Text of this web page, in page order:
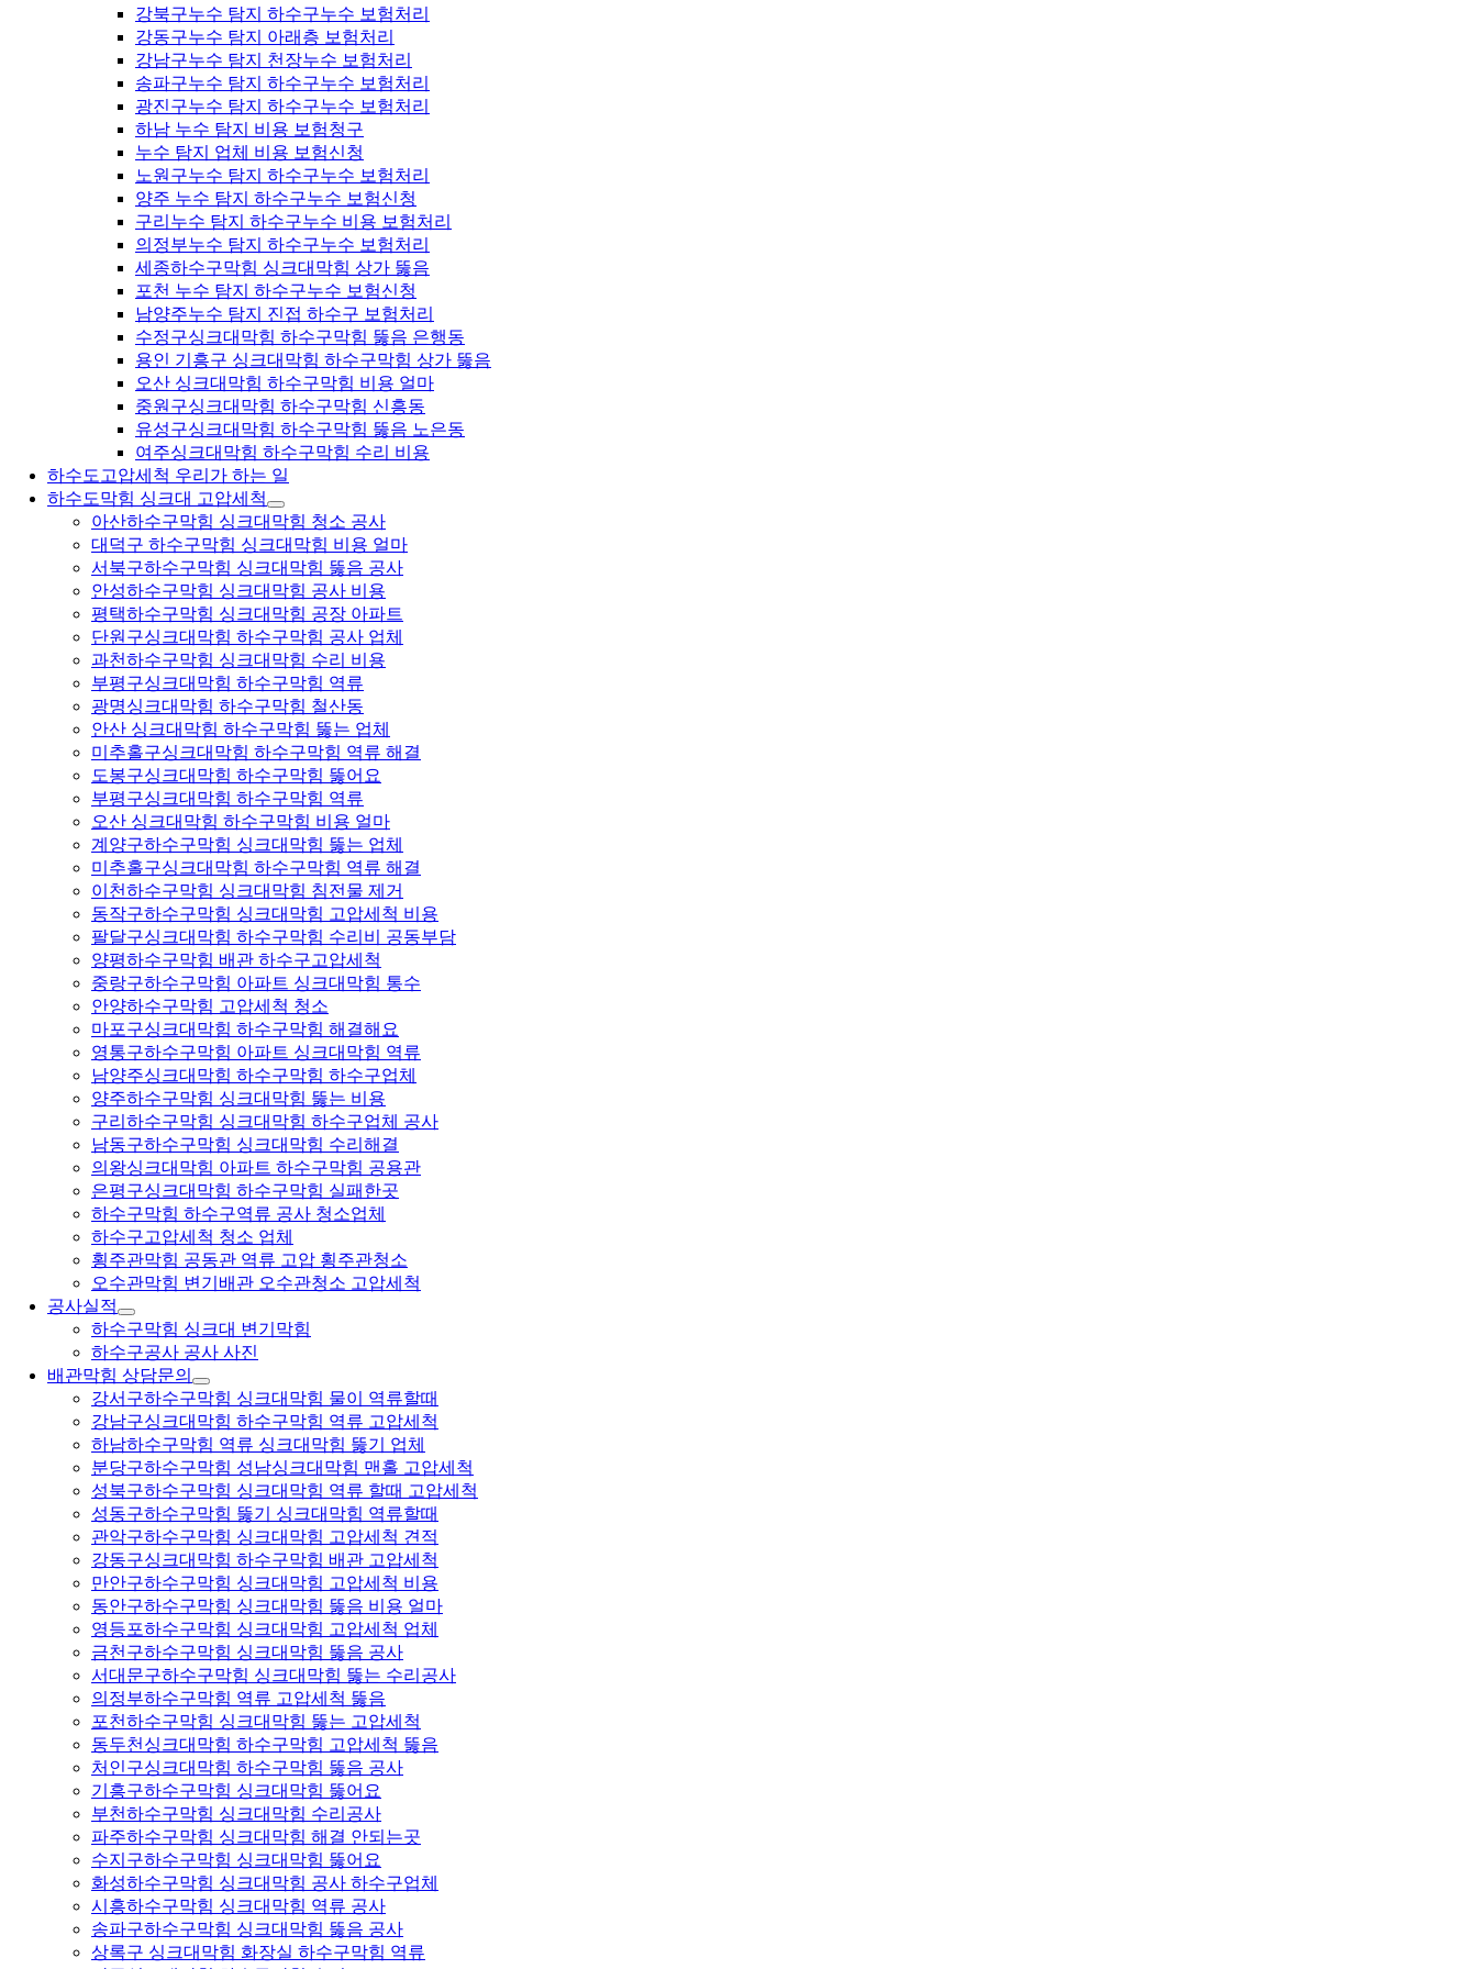
강북구누수 탐지 하수구누수 보험처리
강동구누수 탐지 아래층 보험처리
강남구누수 탐지 천장누수 보험처리
송파구누수 탐지 하수구누수 보험처리
광진구누수 탐지 하수구누수 보험처리
하남 누수 탐지 비용 보험청구
누수 탐지 업체 비용 보험신청
노원구누수 탐지 하수구누수 보험처리
양주 누수 탐지 하수구누수 보험신청
구리누수 탐지 하수구누수 비용 보험처리
의정부누수 탐지 하수구누수 보험처리
세종하수구막힘 싱크대막힘 상가 뚫음
포천 누수 탐지 하수구누수 보험신청
남양주누수 탐지 진접 하수구 보험처리
수정구싱크대막힘 하수구막힘 뚫음 은행동
용인 기흥구 싱크대막힘 하수구막힘 상가 뚫음
오산 싱크대막힘 하수구막힘 비용 얼마
중원구싱크대막힘 하수구막힘 신흥동
유성구싱크대막힘 하수구막힘 뚫음 노은동
여주싱크대막힘 하수구막힘 수리 비용
하수도고압세척 우리가 하는 일
하수도막힘 싱크대 고압세척
아산하수구막힘 싱크대막힘 청소 공사
대덕구 하수구막힘 싱크대막힘 비용 얼마
서북구하수구막힘 싱크대막힘 뚫음 공사
안성하수구막힘 싱크대막힘 공사 비용
평택하수구막힘 싱크대막힘 공장 아파트
단원구싱크대막힘 하수구막힘 공사 업체
과천하수구막힘 싱크대막힘 수리 비용
부평구싱크대막힘 하수구막힘 역류
광명싱크대막힘 하수구막힘 철산동
안산 싱크대막힘 하수구막힘 뚫는 업체
미추홀구싱크대막힘 하수구막힘 역류 해결
도봉구싱크대막힘 하수구막힘 뚫어요
부평구싱크대막힘 하수구막힘 역류
오산 싱크대막힘 하수구막힘 비용 얼마
계양구하수구막힘 싱크대막힘 뚫는 업체
미추홀구싱크대막힘 하수구막힘 역류 해결
이천하수구막힘 싱크대막힘 침전물 제거
동작구하수구막힘 싱크대막힘 고압세척 비용
팔달구싱크대막힘 하수구막힘 수리비 공동부담
양평하수구막힘 배관 하수구고압세척
중랑구하수구막힘 아파트 싱크대막힘 통수
안양하수구막힘 고압세척 청소
마포구싱크대막힘 하수구막힘 해결해요
영통구하수구막힘 아파트 싱크대막힘 역류
남양주싱크대막힘 하수구막힘 하수구업체
양주하수구막힘 싱크대막힘 뚫는 비용
구리하수구막힘 싱크대막힘 하수구업체 공사
남동구하수구막힘 싱크대막힘 수리해결
의왕싱크대막힘 아파트 하수구막힘 공용관
은평구싱크대막힘 하수구막힘 실패한곳
하수구막힘 하수구역류 공사 청소업체
하수구고압세척 청소 업체
횡주관막힘 공동관 역류 고압 횡주관청소
오수관막힘 변기배관 오수관청소 고압세척
공사실적
하수구막힘 싱크대 변기막힘
하수구공사 공사 사진
배관막힘 상담문의
강서구하수구막힘 싱크대막힘 물이 역류할때
강남구싱크대막힘 하수구막힘 역류 고압세척
하남하수구막힘 역류 싱크대막힘 뚫기 업체
분당구하수구막힘 성남싱크대막힘 맨홀 고압세척
성북구하수구막힘 싱크대막힘 역류 할때 고압세척
성동구하수구막힘 뚫기 싱크대막힘 역류할때
관악구하수구막힘 싱크대막힘 고압세척 견적
강동구싱크대막힘 하수구막힘 배관 고압세척
만안구하수구막힘 싱크대막힘 고압세척 비용
동안구하수구막힘 싱크대막힘 뚫음 비용 얼마
영등포하수구막힘 싱크대막힘 고압세척 업체
금천구하수구막힘 싱크대막힘 뚫음 공사
서대문구하수구막힘 싱크대막힘 뚫는 수리공사
의정부하수구막힘 역류 고압세척 뚫음
포천하수구막힘 싱크대막힘 뚫는 고압세척
동두천싱크대막힘 하수구막힘 고압세척 뚫음
처인구싱크대막힘 하수구막힘 뚫음 공사
기흥구하수구막힘 싱크대막힘 뚫어요
부천하수구막힘 싱크대막힘 수리공사
파주하수구막힘 싱크대막힘 해결 안되는곳
수지구하수구막힘 싱크대막힘 뚫어요
화성하수구막힘 싱크대막힘 공사 하수구업체
시흥하수구막힘 싱크대막힘 역류 공사
송파구하수구막힘 싱크대막힘 뚫음 공사
상록구 싱크대막힘 화장실 하수구막힘 역류